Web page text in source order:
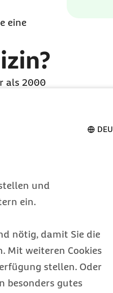
DEU
und
ein.
nötig, damit Sie die
Mit weiteren Cookies
stellen. Oder
besonders gutes
eine
als 2000